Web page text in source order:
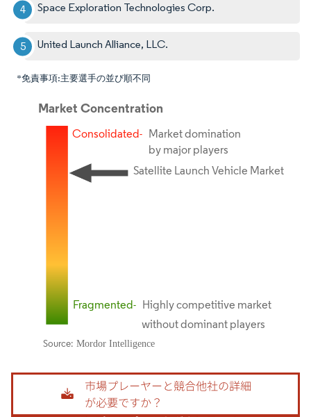
Space Exploration Technologies Corp.
United Launch Alliance, LLC.
*免責事項:主要選手の並び順不同
画像 © Mordor Intelligence。再利用にはCC BY 4.0の表示が必要です。